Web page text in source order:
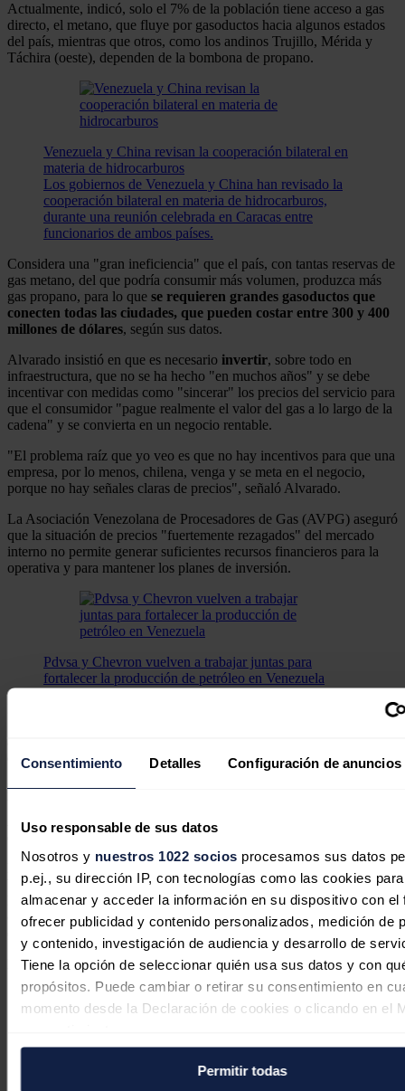
Consentimiento Detalles Configuración de anuncios
Uso responsable de sus datos
Nosotros y nuestros 1022 socios procesamos sus datos
p.ej., su dirección IP, con tecnologías como las cookies para
almacenar y acceder la información en su dispositivo con el
ofrecer publicidad y contenido personalizados, medición de
y contenido, investigación de audiencia y desarrollo de
Tiene la opción de seleccionar quién usa sus datos y con
propósitos. Puede cambiar o retirar su consentimiento en
momento desde la Declaración de cookies o clicando en el
Si lo permite, también quisiéramos:Permitir todas
Actualmente, indicó, solo el 7% de la población tiene acceso a gas
directo, el metano, que fluye por gasoductos hacia algunos estados
del país, mientras que otros, como los andinos Trujillo, Mérida y
Táchira (oeste), dependen de la bombona de propano.
Venezuela y China revisan la cooperación bilateral en
materia de hidrocarburos
Los gobiernos de Venezuela y China han revisado la
cooperación bilateral en materia de hidrocarburos,
durante una reunión celebrada en Caracas entre
funcionarios de ambos países.
Considera una "gran ineficiencia" que el país, con tantas reservas de
gas metano, del que podría consumir más volumen, produzca más
gas propano, para lo que se requieren grandes gasoductos que
conecten todas las ciudades, que pueden costar entre 300 y 400
millones de dólares, según sus datos.
Alvarado insistió en que es necesario invertir, sobre todo en
infraestructura, que no se ha hecho "en muchos años" y se debe
incentivar con medidas como "sincerar" los precios del servicio para
que el consumidor "pague realmente el valor del gas a lo largo de la
cadena" y se convierta en un negocio rentable.
"El problema raíz que yo veo es que no hay incentivos para que una
empresa, por lo menos, chilena, venga y se meta en el negocio,
porque no hay señales claras de precios", señaló Alvarado.
La Asociación Venezolana de Procesadores de Gas (AVPG) aseguró
que la situación de precios "fuertemente rezagados" del mercado
interno no permite generar suficientes recursos financieros para la
operativa y para mantener los planes de inversión.
Pdvsa y Chevron vuelven a trabajar juntas para
fortalecer la producción de petróleo en Venezuela
distribución desigual de cilindros de gas doméstico.
En San Blas, un sector de Petare, la favela más grande de
Anabel Rodríguez, habitante de esta comunidad, donde la recarga
de bombonas se hace, de manera oficial, cada mes y medio.
En el comedor para niños de bajos recursos donde trabaja, una
bombona de 10 kilos dura apenas ocho días, lo que la obliga a ella y
los demás voluntarios a "caer en manos" de los informales, que
cobran hasta 10 dólares, mientras que el precio oficial en ese sector
es de 15 bolívares, unos 57 centavos de dólar.
Noticias relacionadas
España supera ya el 70 % de reservas
de gas pero los combustibles siguen